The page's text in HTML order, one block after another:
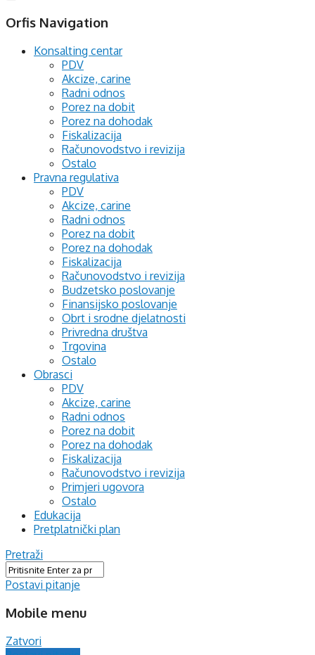
Orfis Navigation
Konsalting centar
PDV
Akcize, carine
Radni odnos
Porez na dobit
Porez na dohodak
Fiskalizacija
Računovodstvo i revizija
Ostalo
Pravna regulativa
PDV
Akcize, carine
Radni odnos
Porez na dobit
Porez na dohodak
Fiskalizacija
Računovodstvo i revizija
Budzetsko poslovanje
Finansijsko poslovanje
Obrt i srodne djelatnosti
Privredna društva
Trgovina
Ostalo
Obrasci
PDV
Akcize, carine
Radni odnos
Porez na dobit
Porez na dohodak
Fiskalizacija
Računovodstvo i revizija
Primjeri ugovora
Ostalo
Edukacija
Pretplatnički plan
Pretraži
Postavi pitanje
Mobile menu
Zatvori